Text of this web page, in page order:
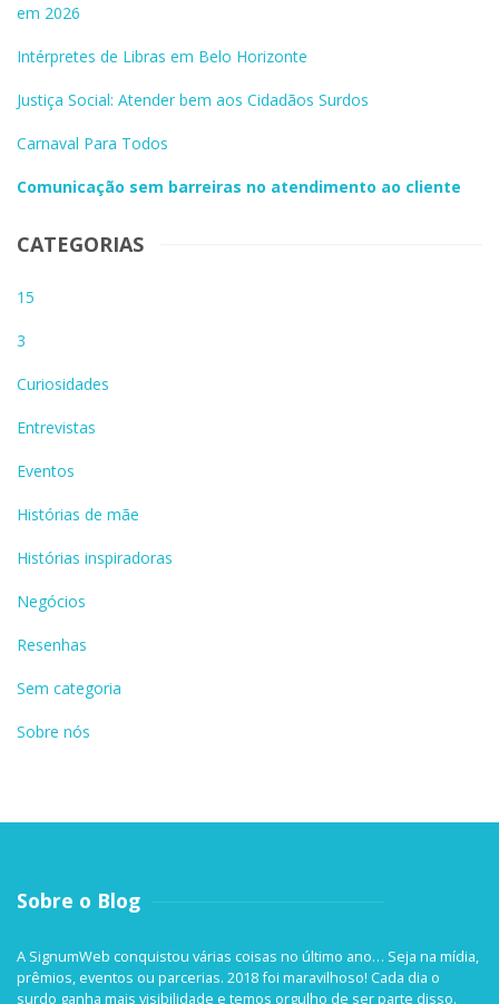
em 2026
Intérpretes de Libras em Belo Horizonte
Justiça Social: Atender bem aos Cidadãos Surdos
Carnaval Para Todos
Comunicação sem barreiras no atendimento ao cliente
CATEGORIAS
15
3
Curiosidades
Entrevistas
Eventos
Histórias de mãe
Histórias inspiradoras
Negócios
Resenhas
Sem categoria
Sobre nós
Sobre o Blog
A SignumWeb conquistou várias coisas no último ano… Seja na mídia,
prêmios, eventos ou parcerias. 2018 foi maravilhoso! Cada dia o
surdo ganha mais visibilidade e temos orgulho de ser parte disso.